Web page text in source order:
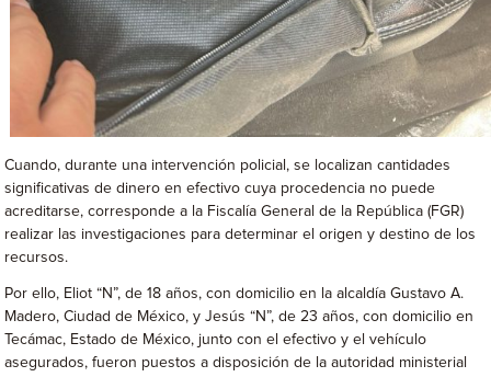
Cuando, durante una intervención policial, se localizan cantidades
significativas de dinero en efectivo cuya procedencia no puede
acreditarse, corresponde a la Fiscalía General de la República (FGR)
realizar las investigaciones para determinar el origen y destino de los
recursos.
Por ello, Eliot “N”, de 18 años, con domicilio en la alcaldía Gustavo A.
Madero, Ciudad de México, y Jesús “N”, de 23 años, con domicilio en
Tecámac, Estado de México, junto con el efectivo y el vehículo
asegurados, fueron puestos a disposición de la autoridad ministerial